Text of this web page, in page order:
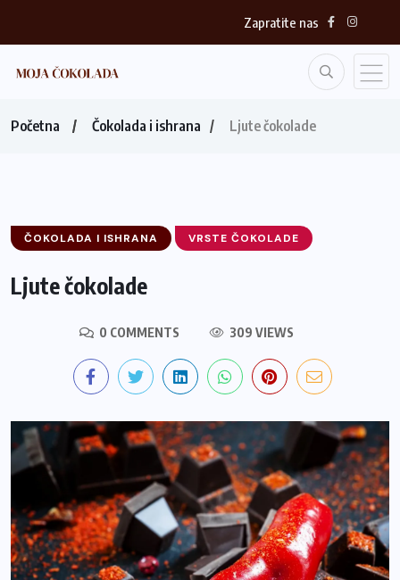
Zapratite nas
Početna Čokolada i ishrana Ljute čokolade
ČOKOLADA I ISHRANA VRSTE ČOKOLADE
Ljute čokolade
0 COMMENTS 309 VIEWS